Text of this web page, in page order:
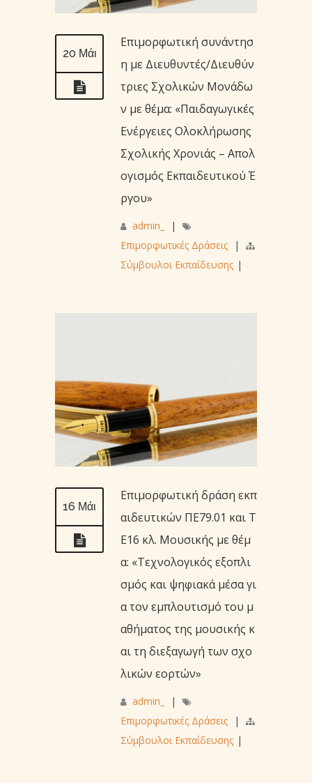
20 Μάι
Επιμορφωτική συνάντησ
η με Διευθυντές/Διευθύν
τριες Σχολικών Μονάδω
ν με θέμα: «Παιδαγωγικές
Ενέργειες Ολοκλήρωσης
Σχολικής Χρονιάς – Απολ
ογισμός Εκπαιδευτικού Έ
ργου»
admin_
|
Επιμορφωτικές Δράσεις
|
Σύμβουλοι Εκπαίδευσης |
16 Μάι
Επιμορφωτική δράση εκπ
αιδευτικών ΠΕ79.01 και Τ
Ε16 κλ. Μουσικής με θέμ
α: «Τεχνολογικός εξοπλι
σμός και ψηφιακά μέσα γι
α τον εμπλουτισμό του μ
αθήματος της μουσικής κ
αι τη διεξαγωγή των σχο
λικών εορτών»
admin_
|
Επιμορφωτικές Δράσεις
|
Σύμβουλοι Εκπαίδευσης |